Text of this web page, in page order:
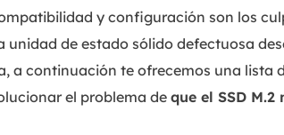
y configuración son los
unidad de estado sólido defectuosa
a continuación te ofrecemos una lista
el problema de que el SSD